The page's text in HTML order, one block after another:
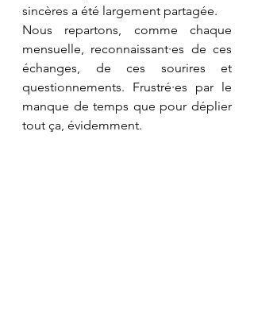
sincères a été largement partagée.
Nous repartons, comme chaque
mensuelle, reconnaissant·es de ces
échanges, de ces sourires et
questionnements. Frustré·es par le
manque de temps que pour déplier
tout ça, évidemment.